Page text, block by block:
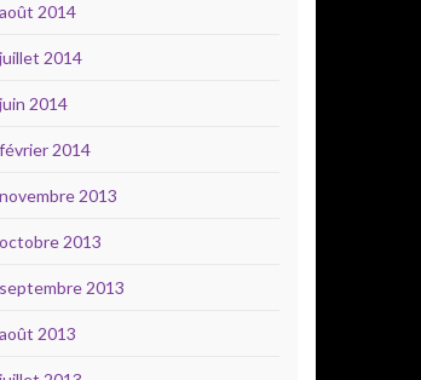
août 2014
juillet 2014
juin 2014
février 2014
novembre 2013
octobre 2013
septembre 2013
août 2013